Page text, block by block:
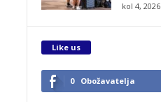
kol 4, 2026
Like us
0 Obožavatelja